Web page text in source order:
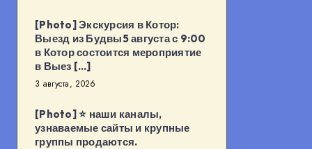
[Photo] Экскурсия в Котор:
Выезд из Будвы5 августа с 9:00
в Котор состоится мероприятие
в Выез […]
3 августа, 2026
[Photo] ⭐️ наши каналы,
узнаваемые сайты и крупные
группы продаются.